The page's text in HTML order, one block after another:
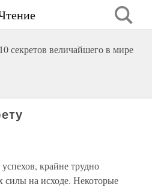
секретов величайшего в мире
крайне трудно
силы на исходе. Некоторые